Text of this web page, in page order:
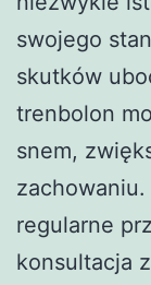
swojego
skutków
trenbolon
snem,
regularne
konsultacja